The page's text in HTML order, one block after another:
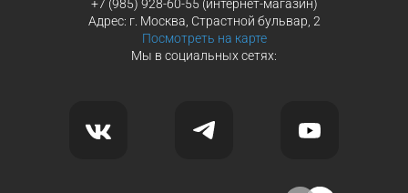
+7 (985) 928-60-55 (интернет-магазин)
Адрес: г. Москва, Страстной бульвар, 2
Посмотреть на карте
Мы в социальных сетях: